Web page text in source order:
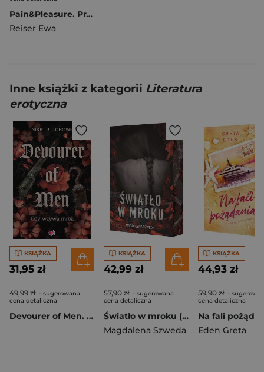
Pain&Pleasure. Prawdziwa historia dziewczyny, której życie zaczęło się tak drastycznie, że mogła wybrać tylko złą drogę
Reiser Ewa
Inne książki z kategorii Literatura
erotyczna
KSIĄŻKA
31,95 zł
49,99 zł - sugerowana
cena detaliczna
Devourer of Men. Gdy wzywa mrok. Devourer. Tom 1
KSIĄŻKA
42,99 zł
57,90 zł - sugerowana
cena detaliczna
Światło w mroku (ilustrowane brzegi)
Magdalena Szweda
KSIĄŻKA
44,93 zł
59,90 zł -
cena detaliczna
Eden Greta